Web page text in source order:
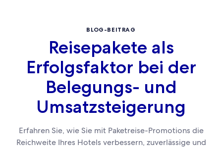
BLOG-BEITRAG
Reisepakete als
Erfolgsfaktor bei der
Belegungs- und
Umsatzsteigerung
Erfahren Sie, wie Sie mit Paketreise-Promotions die
Reichweite Ihres Hotels verbessern, zuverlässige und